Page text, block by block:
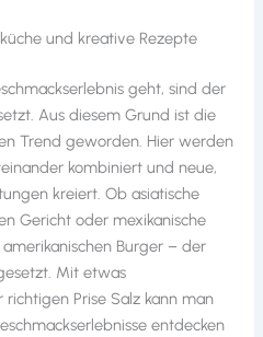
und kreative Rezepte
geht, sind der
Aus diesem Grund ist die
Trend geworden. Hier werden
kombiniert und neue,
kreiert. Ob asiatische
Gericht oder mexikanische
Burger – der
Mit etwas
Prise Salz kann man
entdecken